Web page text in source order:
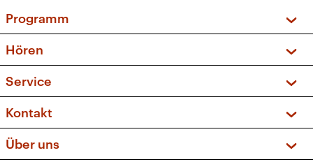
Programm
Sendungen und Podcasts
Musikliste
Kakadu – Das Kinderprogramm
Hören
Frequenzen (UKW + DAB+)
Service
FAQ
Apps
Newsletter
Kontakt
Über uns